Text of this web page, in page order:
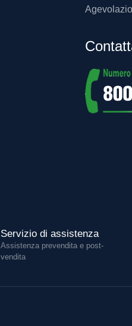
Servizio di assistenza
Assistenza prevendita e post-
vendita